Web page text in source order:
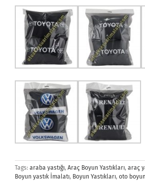
Tags: araba yastığı, Araç Boyun Yastıkları, araç
Boyun yastık İmalatı, Boyun Yastıkları, oto boyun